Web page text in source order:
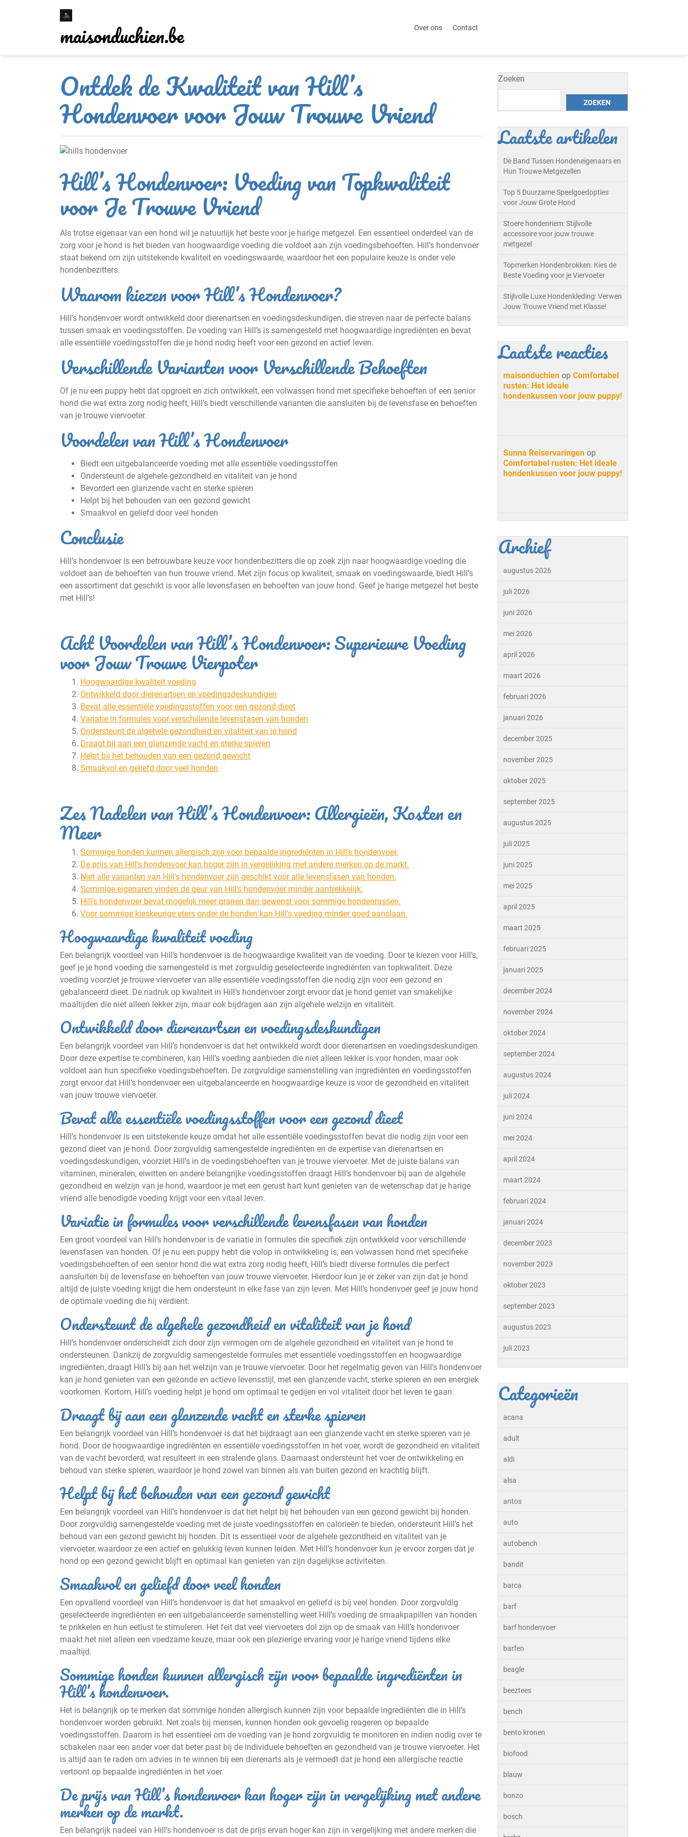
maisonduchien.be Over ons Contact
Ontdek de Kwaliteit van Hill’s
Hondenvoer voor Jouw Trouwe Vriend
Hill’s Hondenvoer: Voeding van Topkwaliteit
voor Je Trouwe Vriend
Als trotse eigenaar van een hond wil je natuurlijk het beste voor je harige metgezel. Een essentieel onderdeel van de
zorg voor je hond is het bieden van hoogwaardige voeding die voldoet aan zijn voedingsbehoeften. Hill’s hondenvoer
staat bekend om zijn uitstekende kwaliteit en voedingswaarde, waardoor het een populaire keuze is onder vele
hondenbezitters.
Waarom kiezen voor Hill’s Hondenvoer?
Hill’s hondenvoer wordt ontwikkeld door dierenartsen en voedingsdeskundigen, die streven naar de perfecte balans
tussen smaak en voedingsstoffen. De voeding van Hill’s is samengesteld met hoogwaardige ingrediënten en bevat
alle essentiële voedingsstoffen die je hond nodig heeft voor een gezond en actief leven.
Verschillende Varianten voor Verschillende Behoeften
Of je nu een puppy hebt dat opgroeit en zich ontwikkelt, een volwassen hond met specifieke behoeften of een senior
hond die wat extra zorg nodig heeft, Hill’s biedt verschillende varianten die aansluiten bij de levensfase en behoeften
van je trouwe viervoeter.
Voordelen van Hill’s Hondenvoer
Biedt een uitgebalanceerde voeding met alle essentiële voedingsstoffen
Ondersteunt de algehele gezondheid en vitaliteit van je hond
Bevordert een glanzende vacht en sterke spieren
Helpt bij het behouden van een gezond gewicht
Smaakvol en geliefd door veel honden
Conclusie
Hill’s hondenvoer is een betrouwbare keuze voor hondenbezitters die op zoek zijn naar hoogwaardige voeding die
voldoet aan de behoeften van hun trouwe vriend. Met zijn focus op kwaliteit, smaak en voedingswaarde, biedt Hill’s
een assortiment dat geschikt is voor alle levensfasen en behoeften van jouw hond. Geef je harige metgezel het beste
met Hill’s!
Acht Voordelen van Hill’s Hondenvoer: Superieure Voeding
voor Jouw Trouwe Vierpoter
Hoogwaardige kwaliteit voeding
Ontwikkeld door dierenartsen en voedingsdeskundigen
Bevat alle essentiële voedingsstoffen voor een gezond dieet
Variatie in formules voor verschillende levensfasen van honden
Ondersteunt de algehele gezondheid en vitaliteit van je hond
Draagt bij aan een glanzende vacht en sterke spieren
Helpt bij het behouden van een gezond gewicht
Smaakvol en geliefd door veel honden
Zes Nadelen van Hill’s Hondenvoer: Allergieën, Kosten en
Meer
Sommige honden kunnen allergisch zijn voor bepaalde ingrediënten in Hill’s hondenvoer.
De prijs van Hill’s hondenvoer kan hoger zijn in vergelijking met andere merken op de markt.
Niet alle varianten van Hill’s hondenvoer zijn geschikt voor alle levensfasen van honden.
Sommige eigenaren vinden de geur van Hill’s hondenvoer minder aantrekkelijk.
Hill’s hondenvoer bevat mogelijk meer granen dan gewenst voor sommige hondenrassen.
Voor sommige kieskeurige eters onder de honden kan Hill’s voeding minder goed aanslaan.
Hoogwaardige kwaliteit voeding
Een belangrijk voordeel van Hill’s hondenvoer is de hoogwaardige kwaliteit van de voeding. Door te kiezen voor Hill’s,
geef je je hond voeding die samengesteld is met zorgvuldig geselecteerde ingrediënten van topkwaliteit. Deze
voeding voorziet je trouwe viervoeter van alle essentiële voedingsstoffen die nodig zijn voor een gezond en
gebalanceerd dieet. De nadruk op kwaliteit in Hill’s hondenvoer zorgt ervoor dat je hond geniet van smakelijke
maaltijden die niet alleen lekker zijn, maar ook bijdragen aan zijn algehele welzijn en vitaliteit.
Ontwikkeld door dierenartsen en voedingsdeskundigen
Een belangrijk voordeel van Hill’s hondenvoer is dat het ontwikkeld wordt door dierenartsen en voedingsdeskundigen.
Door deze expertise te combineren, kan Hill’s voeding aanbieden die niet alleen lekker is voor honden, maar ook
voldoet aan hun specifieke voedingsbehoeften. De zorgvuldige samenstelling van ingrediënten en voedingsstoffen
zorgt ervoor dat Hill’s hondenvoer een uitgebalanceerde en hoogwaardige keuze is voor de gezondheid en vitaliteit
van jouw trouwe viervoeter.
Bevat alle essentiële voedingsstoffen voor een gezond dieet
Hill’s hondenvoer is een uitstekende keuze omdat het alle essentiële voedingsstoffen bevat die nodig zijn voor een
gezond dieet van je hond. Door zorgvuldig samengestelde ingrediënten en de expertise van dierenartsen en
voedingsdeskundigen, voorziet Hill’s in de voedingsbehoeften van je trouwe viervoeter. Met de juiste balans van
vitaminen, mineralen, eiwitten en andere belangrijke voedingsstoffen draagt Hill’s hondenvoer bij aan de algehele
gezondheid en welzijn van je hond, waardoor je met een gerust hart kunt genieten van de wetenschap dat je harige
vriend alle benodigde voeding krijgt voor een vitaal leven.
Variatie in formules voor verschillende levensfasen van honden
Een groot voordeel van Hill’s hondenvoer is de variatie in formules die specifiek zijn ontwikkeld voor verschillende
levensfasen van honden. Of je nu een puppy hebt die volop in ontwikkeling is, een volwassen hond met specifieke
voedingsbehoeften of een senior hond die wat extra zorg nodig heeft, Hill’s biedt diverse formules die perfect
aansluiten bij de levensfase en behoeften van jouw trouwe viervoeter. Hierdoor kun je er zeker van zijn dat je hond
altijd de juiste voeding krijgt die hem ondersteunt in elke fase van zijn leven. Met Hill’s hondenvoer geef je jouw hond
de optimale voeding die hij verdient.
Ondersteunt de algehele gezondheid en vitaliteit van je hond
Hill’s hondenvoer onderscheidt zich door zijn vermogen om de algehele gezondheid en vitaliteit van je hond te
ondersteunen. Dankzij de zorgvuldig samengestelde formules met essentiële voedingsstoffen en hoogwaardige
ingrediënten, draagt Hill’s bij aan het welzijn van je trouwe viervoeter. Door het regelmatig geven van Hill’s hondenvoer
kan je hond genieten van een gezonde en actieve levensstijl, met een glanzende vacht, sterke spieren en een energiek
voorkomen. Kortom, Hill’s voeding helpt je hond om optimaal te gedijen en vol vitaliteit door het leven te gaan.
Draagt bij aan een glanzende vacht en sterke spieren
Een belangrijk voordeel van Hill’s hondenvoer is dat het bijdraagt aan een glanzende vacht en sterke spieren van je
hond. Door de hoogwaardige ingrediënten en essentiële voedingsstoffen in het voer, wordt de gezondheid en vitaliteit
van de vacht bevorderd, wat resulteert in een stralende glans. Daarnaast ondersteunt het voer de ontwikkeling en
behoud van sterke spieren, waardoor je hond zowel van binnen als van buiten gezond en krachtig blijft.
Helpt bij het behouden van een gezond gewicht
Een belangrijk voordeel van Hill’s hondenvoer is dat het helpt bij het behouden van een gezond gewicht bij honden.
Door zorgvuldig samengestelde voeding met de juiste voedingsstoffen en calorieën te bieden, ondersteunt Hill’s het
behoud van een gezond gewicht bij honden. Dit is essentieel voor de algehele gezondheid en vitaliteit van je
viervoeter, waardoor ze een actief en gelukkig leven kunnen leiden. Met Hill’s hondenvoer kun je ervoor zorgen dat je
hond op een gezond gewicht blijft en optimaal kan genieten van zijn dagelijkse activiteiten.
Smaakvol en geliefd door veel honden
Een opvallend voordeel van Hill’s hondenvoer is dat het smaakvol en geliefd is bij veel honden. Door zorgvuldig
geselecteerde ingrediënten en een uitgebalanceerde samenstelling weet Hill’s voeding de smaakpapillen van honden
te prikkelen en hun eetlust te stimuleren. Het feit dat veel viervoeters dol zijn op de smaak van Hill’s hondenvoer
maakt het niet alleen een voedzame keuze, maar ook een plezierige ervaring voor je harige vriend tijdens elke
maaltijd.
Sommige honden kunnen allergisch zijn voor bepaalde ingrediënten in
Hill’s hondenvoer.
Het is belangrijk op te merken dat sommige honden allergisch kunnen zijn voor bepaalde ingrediënten die in Hill’s
hondenvoer worden gebruikt. Net zoals bij mensen, kunnen honden ook gevoelig reageren op bepaalde
voedingsstoffen. Daarom is het essentieel om de voeding van je hond zorgvuldig te monitoren en indien nodig over te
schakelen naar een ander voer dat beter past bij de individuele behoeften en gezondheid van je trouwe viervoeter. Het
is altijd aan te raden om advies in te winnen bij een dierenarts als je vermoedt dat je hond een allergische reactie
vertoont op bepaalde ingrediënten in het voer.
De prijs van Hill’s hondenvoer kan hoger zijn in vergelijking met andere
merken op de markt.
Een belangrijk nadeel van Hill’s hondenvoer is dat de prijs ervan hoger kan zijn in vergelijking met andere merken die
Zoeken
ZOEKEN
Laatste artikelen
De Band Tussen Hondeneigenaars en
Hun Trouwe Metgezellen
Top 5 Duurzame Speelgoedopties
voor Jouw Grote Hond
Stoere hondenriem: Stijlvolle
accessoire voor jouw trouwe
metgezel
Topmerken Hondenbrokken: Kies de
Beste Voeding voor je Viervoeter
Stijlvolle Luxe Hondenkleding: Verwen
Jouw Trouwe Vriend met Klasse!
Laatste reacties
maisonduchien op Comfortabel
rusten: Het ideale
hondenkussen voor jouw puppy!
Sunna Reiservaringen op
Comfortabel rusten: Het ideale
hondenkussen voor jouw puppy!
Archief
augustus 2026
juli 2026
juni 2026
mei 2026
april 2026
maart 2026
februari 2026
januari 2026
december 2025
november 2025
oktober 2025
september 2025
augustus 2025
juli 2025
juni 2025
mei 2025
april 2025
maart 2025
februari 2025
januari 2025
december 2024
november 2024
oktober 2024
september 2024
augustus 2024
juli 2024
juni 2024
mei 2024
april 2024
maart 2024
februari 2024
januari 2024
december 2023
november 2023
oktober 2023
september 2023
augustus 2023
juli 2023
Categorieën
acana
adult
aldi
alsa
antos
auto
autobench
bandit
barca
barf
barf hondenvoer
barfen
beagle
beeztees
bench
bento kronen
biofood
blauw
bonzo
bosch